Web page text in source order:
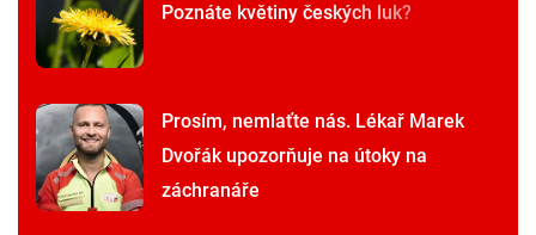
Poznáte květiny českých luk?
Prosím, nemlaťte nás. Lékař Marek
Dvořák upozorňuje na útoky na
záchranáře